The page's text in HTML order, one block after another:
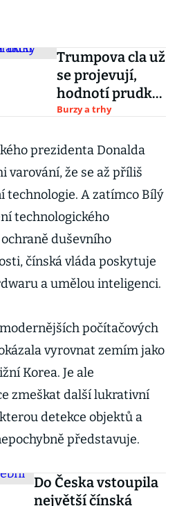
Trumpova cla už
se projevují,
hodnotí prudký
propad
akcií analytik
Burzy a trhy
prezidenta Donalda
varování, že se až příliš
technologie. A zatímco Bílý
technologického
duševního
čínská vláda poskytuje
a umělou inteligenci.
počítačových
vyrovnat zemím jako
Korea. Je ale
zmeškat další lukrativní
detekce objektů a
představuje.
Do Česka vstoupila
největší čínská